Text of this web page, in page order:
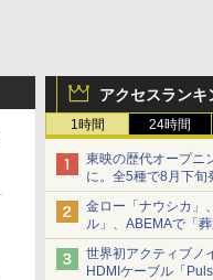
アクセスランキ
1時間 24時間
東映の歴代オープニ
に。全5種で8月下旬
金ロー「ナウシカ」
ル」、ABEMAで「
など。夏の特番・配
世界初アクティブノ
HDMIケーブル「